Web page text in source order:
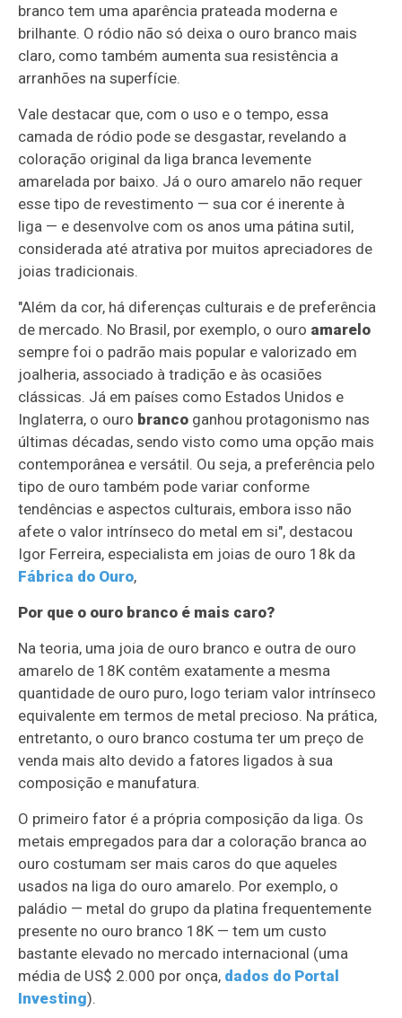
branco tem uma aparência prateada moderna e
brilhante. O ródio não só deixa o ouro branco mais
claro, como também aumenta sua resistência a
arranhões na superfície.
Vale destacar que, com o uso e o tempo, essa
camada de ródio pode se desgastar, revelando a
coloração original da liga branca levemente
amarelada por baixo. Já o ouro amarelo não requer
esse tipo de revestimento — sua cor é inerente à
liga — e desenvolve com os anos uma pátina sutil,
considerada até atrativa por muitos apreciadores de
joias tradicionais.
"Além da cor, há diferenças culturais e de preferência
de mercado. No Brasil, por exemplo, o ouro amarelo
sempre foi o padrão mais popular e valorizado em
joalheria, associado à tradição e às ocasiões
clássicas. Já em países como Estados Unidos e
Inglaterra, o ouro branco ganhou protagonismo nas
últimas décadas, sendo visto como uma opção mais
contemporânea e versátil. Ou seja, a preferência pelo
tipo de ouro também pode variar conforme
tendências e aspectos culturais, embora isso não
afete o valor intrínseco do metal em si", destacou
Igor Ferreira, especialista em joias de ouro 18k da
Fábrica do Ouro,
Por que o ouro branco é mais caro?
Na teoria, uma joia de ouro branco e outra de ouro
amarelo de 18K contêm exatamente a mesma
quantidade de ouro puro, logo teriam valor intrínseco
equivalente em termos de metal precioso. Na prática,
entretanto, o ouro branco costuma ter um preço de
venda mais alto devido a fatores ligados à sua
composição e manufatura.
O primeiro fator é a própria composição da liga. Os
metais empregados para dar a coloração branca ao
ouro costumam ser mais caros do que aqueles
usados na liga do ouro amarelo. Por exemplo, o
paládio — metal do grupo da platina frequentemente
presente no ouro branco 18K — tem um custo
bastante elevado no mercado internacional (uma
média de US$ 2.000 por onça, dados do Portal
Investing).